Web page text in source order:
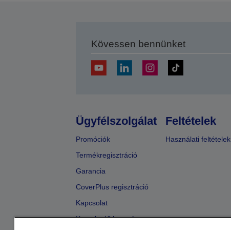
Kövessen bennünket
Ügyfélszolgálat
Promóciók
Termékregisztráció
Garancia
CoverPlus regisztráció
Kapcsolat
Kereskedő keresése
Feltételek
Használati feltételek